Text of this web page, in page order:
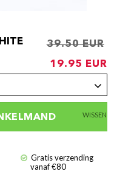
39.50
prijs
€39.50.
19.95
WISSEN
Gratis verzending
vanaf €80